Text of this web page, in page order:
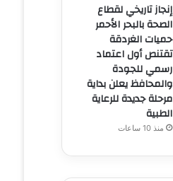
إنجاز تاريخي لقطاع
الصحة بالبحر الأحمر
حميات الغردقة
تقتنص أول اعتماد
رسمي للجودة
والمحافظ يعلن بداية
مرحلة جديدة للرعاية
الطبية
منذ 10 ساعات